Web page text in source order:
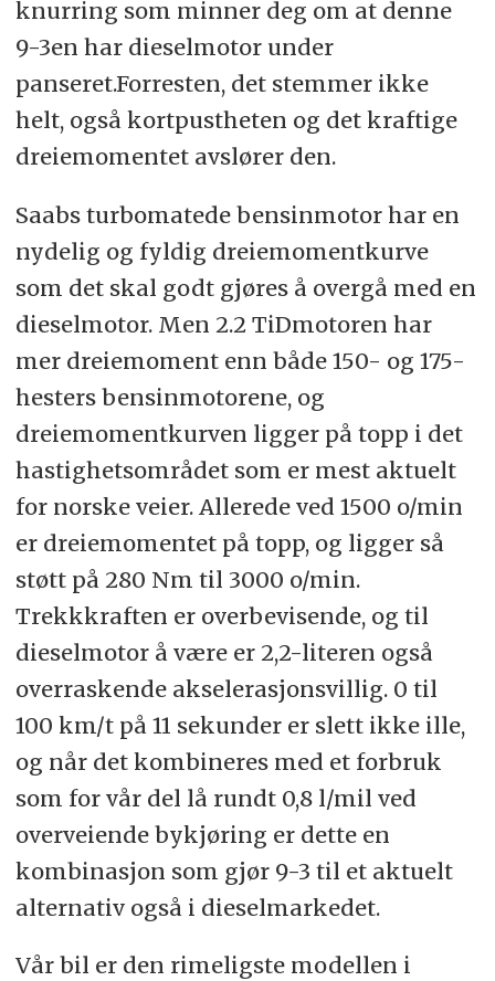
knurring som minner deg om at denne
9-3en har dieselmotor under
panseret.Forresten, det stemmer ikke
helt, også kortpustheten og det kraftige
dreiemomentet avslører den.
Saabs turbomatede bensinmotor har en
nydelig og fyldig dreiemomentkurve
som det skal godt gjøres å overgå med en
dieselmotor. Men 2.2 TiDmotoren har
mer dreiemoment enn både 150- og 175-
hesters bensinmotorene, og
dreiemomentkurven ligger på topp i det
hastighetsområdet som er mest aktuelt
for norske veier. Allerede ved 1500 o/min
er dreiemomentet på topp, og ligger så
støtt på 280 Nm til 3000 o/min.
Trekkkraften er overbevisende, og til
dieselmotor å være er 2,2-literen også
overraskende akselerasjonsvillig. 0 til
100 km/t på 11 sekunder er slett ikke ille,
og når det kombineres med et forbruk
som for vår del lå rundt 0,8 l/mil ved
overveiende bykjøring er dette en
kombinasjon som gjør 9-3 til et aktuelt
alternativ også i dieselmarkedet.
Vår bil er den rimeligste modellen i